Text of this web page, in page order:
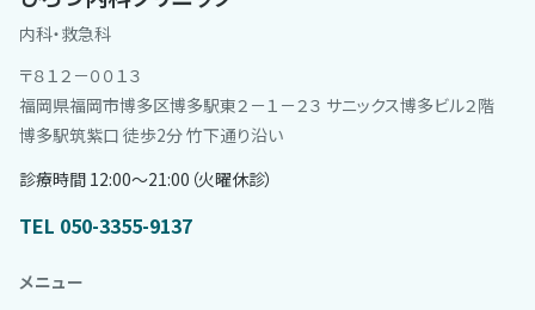
内科・救急科
〒８１２－００１３
福岡県福岡市博多区博多駅東２－１－２３ サニックス博多ビル２階
博多駅筑紫口 徒歩2分 竹下通り沿い
診療時間 12:00〜21:00（火曜休診）
TEL 050-3355-9137
メニュー